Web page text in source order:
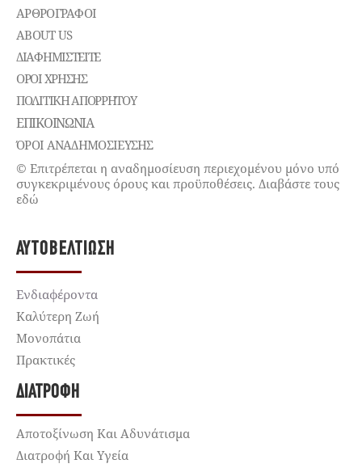
ΑΡΘΡΟΓΡΑΦΟΙ
ABOUT US
ΔΙΑΦΗΜΙΣΤΕΊΤΕ
ΌΡΟΙ ΧΡΉΣΗΣ
ΠΟΛΙΤΙΚΉ ΑΠΟΡΡΉΤΟΥ
ΕΠΙΚΟΙΝΩΝΊΑ
ΌΡΟΙ ΑΝΑΔΗΜΟΣΙΕΥΣΗΣ
© Επιτρέπεται η αναδημοσίευση περιεχομένου μόνο υπό
συγκεκριμένους όρους και προϋποθέσεις. Διαβάστε τους
εδώ
ΑΥΤΟΒΕΛΤΊΩΣΗ
Ενδιαφέροντα
Καλύτερη Ζωή
Μονοπάτια
Πρακτικές
ΔΙΑΤΡΟΦΉ
Αποτοξίνωση Και Αδυνάτισμα
Διατροφή Και Υγεία